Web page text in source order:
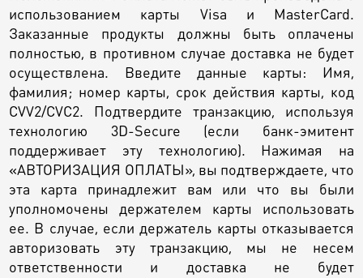
использованием карты Visa и MasterCard.
Заказанные продукты должны быть оплачены
полностью, в противном случае доставка не будет
осуществлена. Введите данные карты: Имя,
фамилия; номер карты, срок действия карты, код
CVV2/CVC2. Подтвердите транзакцию, используя
технологию 3D-Secure (если банк-эмитент
поддерживает эту технологию). Нажимая на
«АВТОРИЗАЦИЯ ОПЛАТЫ», вы подтверждаете, что
эта карта принадлежит вам или что вы были
уполномочены держателем карты использовать
ее. В случае, если держатель карты отказывается
авторизовать эту транзакцию, мы не несем
ответственности и доставка не будет